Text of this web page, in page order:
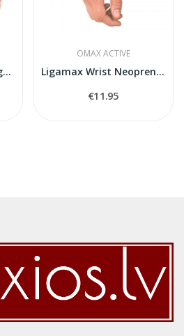
Medical elastic bandage model 6
OMAX ACTIVE
Ligamax Wrist Neoprene Wrist Stabiliser
€11.95